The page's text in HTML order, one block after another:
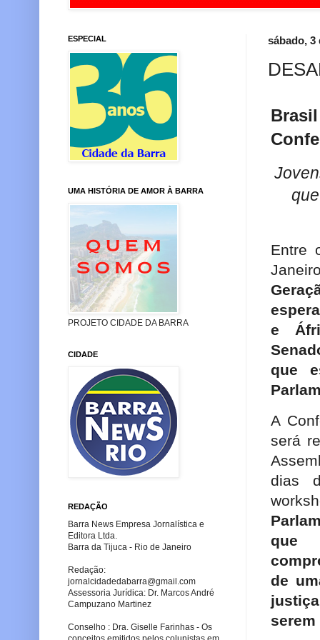
sábado, 3
Entre
e
que
A
será
dias
que
de
ESPECIAL
UMA HISTÓRIA DE AMOR À BARRA
PROJETO CIDADE DA BARRA
CIDADE
REDAÇÃO
Barra News Empresa Jornalística e
Editora Ltda.
Barra da Tijuca - Rio de Janeiro
Redação:
jornalcidadedabarra@gmail.com
Assessoria Jurídica: Dr. Marcos André
Campuzano Martinez
Conselho : Dra. Giselle Farinhas - Os